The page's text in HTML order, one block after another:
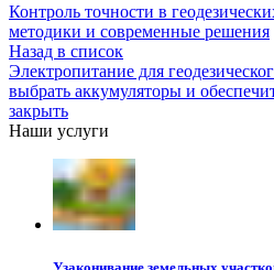
Контроль точности в
методики и современные решения
Назад в список
Электропитание для
выбрать аккумуляторы и
закрыть
Наши услуги